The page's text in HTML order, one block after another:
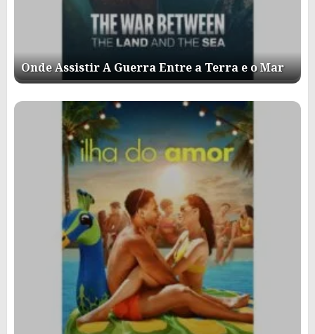
Onde Assistir A Guerra Entre a Terra e o Mar